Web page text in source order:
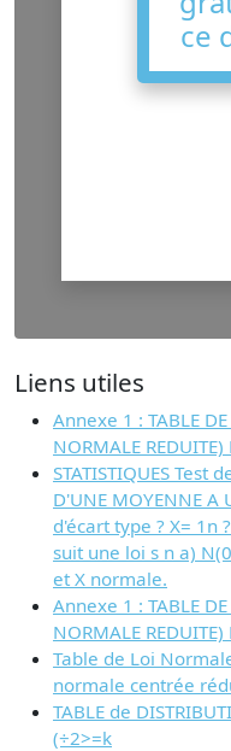
ce
Liens utiles
Annexe 1 : TABLE
NORMALE REDUITE)
STATISTIQUES Test
D'UNE MOYENNE A
d'écart type ? X= 1n
suit une loi s n a)
et X normale.
Annexe 1 : TABLE
NORMALE REDUITE)
Table de Loi
normale centrée
TABLE de
(÷2>=k